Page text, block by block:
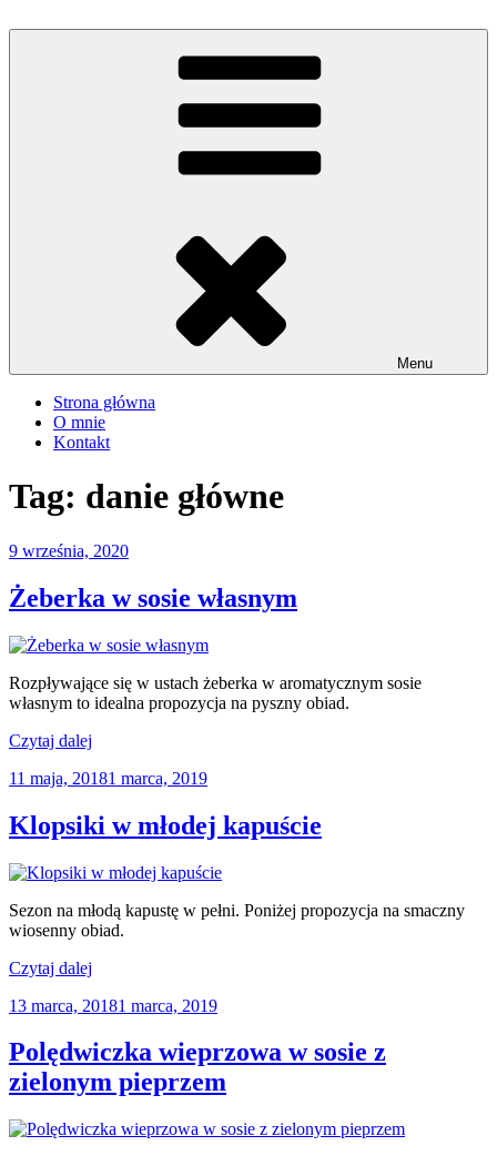
do
Menu
Strona główna
O mnie
Kontakt
Tag: danie główne
Opublikowane
9 września, 2020
Żeberka w sosie własnym
Rozpływające się w ustach żeberka w aromatycznym sosie
własnym to idealna propozycja na pyszny obiad.
Czytaj dalej
sosie
Opublikowane
11 maja, 20181 marca, 2019
Klopsiki w młodej kapuście
Sezon na młodą kapustę w pełni. Poniżej propozycja na smaczny
wiosenny obiad.
Czytaj dalej
młodej
Opublikowane
13 marca, 20181 marca, 2019
Polędwiczka wieprzowa w sosie z
zielonym pieprzem